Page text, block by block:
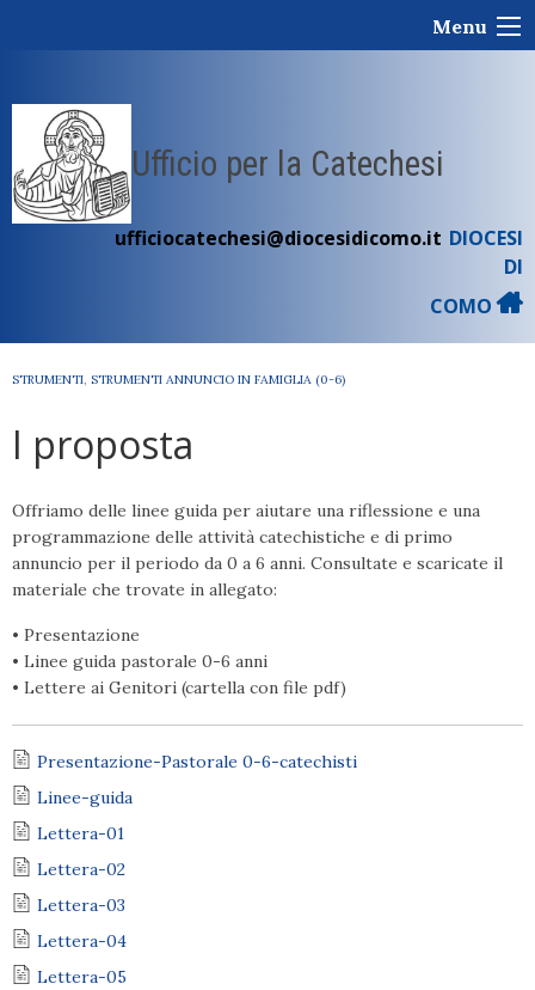
Menu
Ufficio per la Catechesi
ufficiocatechesi@diocesidicomo.it DIOCESI
DI
COMO
STRUMENTI, STRUMENTI ANNUNCIO IN FAMIGLIA (0-6)
I proposta
Offriamo delle linee guida per aiutare una riflessione e una
programmazione delle attività catechistiche e di primo
annuncio per il periodo da 0 a 6 anni. Consultate e scaricate il
materiale che trovate in allegato:
• Presentazione
• Linee guida pastorale 0-6 anni
• Lettere ai Genitori (cartella con file pdf)
Presentazione-Pastorale 0-6-catechisti
Linee-guida
Lettera-01
Lettera-02
Lettera-03
Lettera-04
Lettera-05